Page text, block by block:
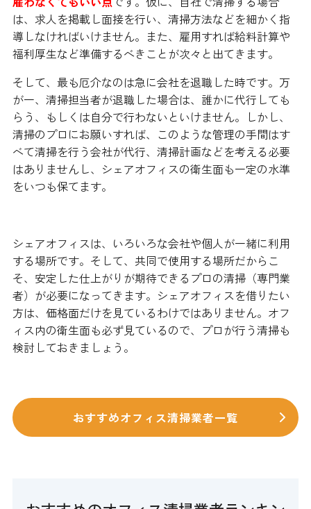
は、求人を掲載し面接を行い、清掃方法などを細かく指
導しなければいけません。また、雇用すれば給料計算や
福利厚生など準備するべきことが次々と出てきます。
そして、最も厄介なのは急に会社を退職した時です。万
が一、清掃担当者が退職した場合は、誰かに代行しても
らう、もしくは自分で行わないといけません。しかし、
清掃のプロにお願いすれば、このような管理の手間はす
べて清掃を行う会社が代行、清掃計画などを考える必要
はありませんし、シェアオフィスの衛生面も一定の水準
をいつも保てます。
シェアオフィスは、いろいろな会社や個人が一緒に利用
する場所です。そして、共同で使用する場所だからこ
そ、安定した仕上がりが期待できるプロの清掃（専門業
者）が必要になってきます。シェアオフィスを借りたい
方は、価格面だけを見ているわけではありません。オフ
ィス内の衛生面も必ず見ているので、プロが行う清掃も
検討しておきましょう。
おすすめオフィス清掃業者一覧